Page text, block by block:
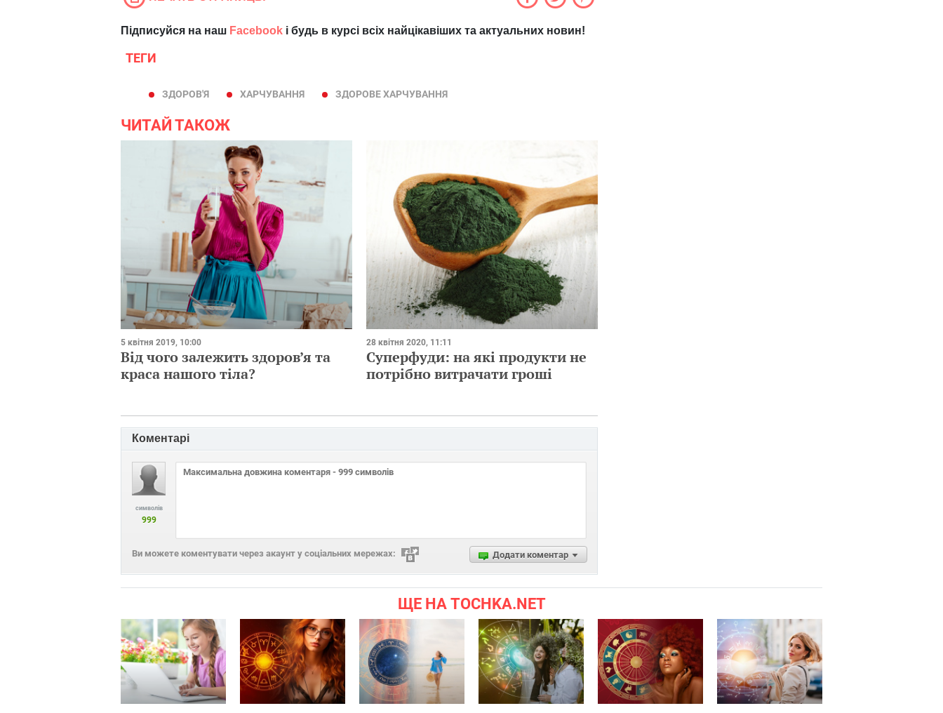
Підписуйся на наш Facebook і будь в курсі всіх найцікавіших та актуальних новин!
ТЕГИ
ЗДОРОВ'Я ХАРЧУВАННЯ ЗДОРОВЕ ХАРЧУВАННЯ
ЧИТАЙ ТАКОЖ
5 квітня 2019, 10:00
Від чого залежить здоров’я та
краса нашого тіла?
28 квітня 2020, 11:11
Суперфуди: на які продукти не
потрібно витрачати гроші
Коментарі
символів
999
Додати коментар
Ви можете коментувати через акаунт у соціальних мережах:
ЩЕ НА TOCHKA.NET